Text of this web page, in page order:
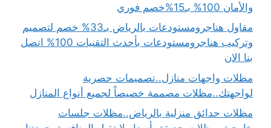
والأمان 100% بـ15%خصم فوري
مقاول هناجرومستودعات بالرياض بـ33% خصم لتصميم
وتركيب هناجرومستودعات بأحدث التقنيات 100% اتصل
بنا الان
مظلات واجهات منازل..تصميمات حصرية
لواجهتك..مظلات مصممة خصيصاً لجميع أنواع المنازل
مظلات حدائق منزلية بالرياض..مظلات جلسات